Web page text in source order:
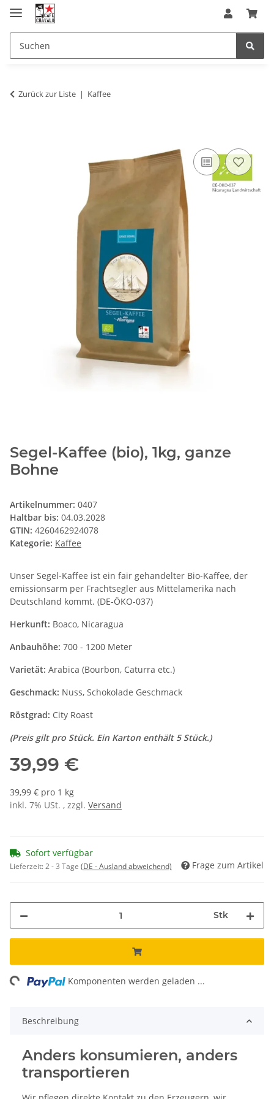
Zurück zur Liste Kaffee
Segel-Kaffee (bio), 1kg, ganze
Bohne
Artikelnummer: 0407
Haltbar bis: 04.03.2028
GTIN: 4260462924078
Kategorie: Kaffee
Unser Segel-Kaffee ist ein fair gehandelter Bio-Kaffee, der
emissionsarm per Frachtsegler aus Mittelamerika nach
Deutschland kommt. (DE-ÖKO-037)
Herkunft: Boaco, Nicaragua
Anbauhöhe: 700 - 1200 Meter
Varietät: Arabica (Bourbon, Caturra etc.)
Geschmack: Nuss, Schokolade Geschmack
Röstgrad: City Roast
(Preis gilt pro Stück. Ein Karton enthält 5 Stück.)
39,99 €
39,99 € pro 1 kg
inkl. 7% USt. , zzgl. Versand
Sofort verfügbar
Lieferzeit:2 - 3 Tage (DE - Ausland abweichend) Frage zum Artikel
Stk
Komponenten werden geladen ...
Beschreibung
Anders konsumieren, anders
transportieren